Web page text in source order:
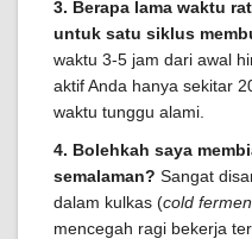
3. Berapa lama waktu
untuk satu siklus
waktu 3-5 jam dari awal
aktif Anda hanya sekitar
waktu tunggu alami.
4. Bolehkah saya
semalaman? Sangat
dalam kulkas (cold
mencegah ragi bekerja